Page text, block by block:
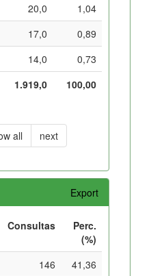
20,0
1,04
17,0
0,89
14,0
0,73
1.919,0
100,00
all next
Export
Consultas
Perc.
(%)
146
41,36